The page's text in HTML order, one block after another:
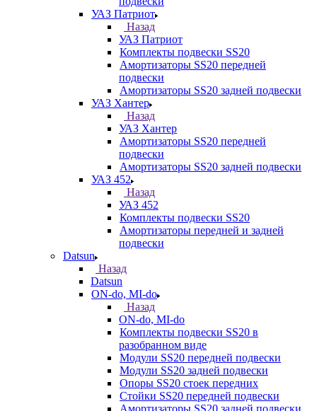
УАЗ Патриот
Назад
УАЗ Патриот
Комплекты подвески SS20
Амортизаторы SS20 передней
подвески
Амортизаторы SS20 задней подвески
УАЗ Хантер
Назад
УАЗ Хантер
Амортизаторы SS20 передней
подвески
Амортизаторы SS20 задней подвески
УАЗ 452
Назад
УАЗ 452
Комплекты подвески SS20
Амортизаторы передней и задней
подвески
Datsun
Назад
Datsun
ON-do, MI-do
Назад
ON-do, MI-do
Комплекты подвески SS20 в
разобранном виде
Модули SS20 передней подвески
Модули SS20 задней подвески
Опоры SS20 стоек передних
Стойки SS20 передней подвески
Амортизаторы SS20 задней подвески